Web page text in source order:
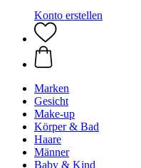
Konto erstellen
Marken
Gesicht
Make-up
Körper & Bad
Haare
Männer
Baby & Kind